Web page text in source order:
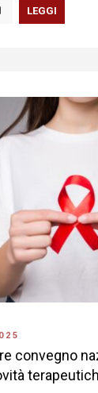
LEGGI
convegno